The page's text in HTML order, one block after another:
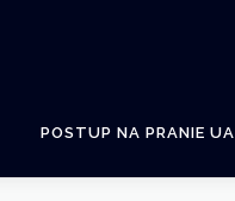
POSTUP NA PRANIE UA